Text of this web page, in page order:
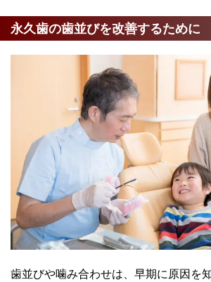
永久歯の歯並びを改善するために
歯並びや噛み合わせは、早期に原因を